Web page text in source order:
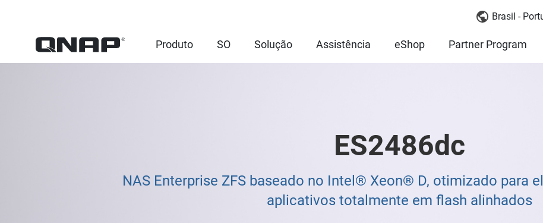
Brasil -
Produto SO Solução Assistência eShop Partner Program
ES2486dc
NAS Enterprise ZFS baseado no Intel® Xeon® D, otimizado para
aplicativos totalmente em flash alinhados